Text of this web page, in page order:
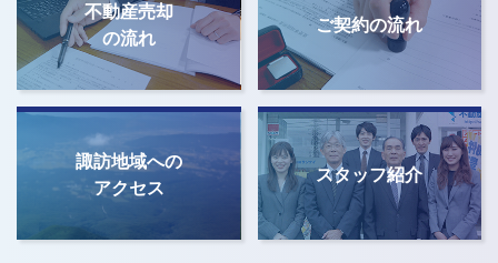
不動産売却
の流れ
ご契約の流れ
諏訪地域への
アクセス
スタッフ紹介